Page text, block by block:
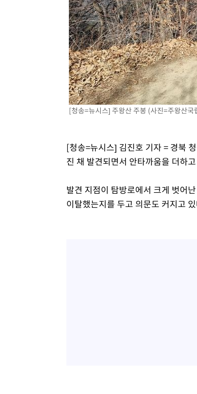
외신들도 주목한 韓축구 파문…"국민적 공분
11시간 압수수색에 성접대 파문까지…'쑥대
[속보]규제합리화위원회 부위원장에 김태유
[속보]국힘 윤리위, '돌려차기 발언' 진종오·
[속보] 7월 중국 수출 23.9%↑ 수입
[속보]'채상병 순직 책임' 임성근, 항소심도 징
[속보]종합특검, '관저이전 봐주기 감사' 유병호
민주 콩고 에볼라환자 4천명 돌파, 4053명 발생
[청송=뉴시스] 주왕산 주봉 (사진=주왕산
[청송=뉴시스] 김진호 기자 = 경북
진 채 발견되면서 안타까움을 더하
발견 지점이 탐방로에서 크게 벗어
이탈했는지를 두고 의문도 커지고